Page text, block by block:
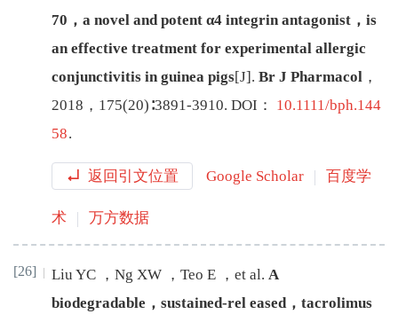
70，a novel and potent α4 integrin antagonist，is
an effective treatment for experimental allergic
conjunctivitis in guinea pigs[J]. Br J Pharmacol ，
2018 ， 175(20)∶3891-3910. DOI： 10.1111/bph.144
58.
返回引文位置 Google Scholar 百度学
术 万方数据
[26] Liu YC ， Ng XW ， Teo E ， et al. A
biodegradable，sustained-rel eased，tacrolimus